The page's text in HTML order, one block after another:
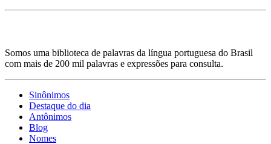
Somos uma biblioteca de palavras da língua portuguesa do Brasil
com mais de 200 mil palavras e expressões para consulta.
Sinônimos
Destaque do dia
Antônimos
Blog
Nomes